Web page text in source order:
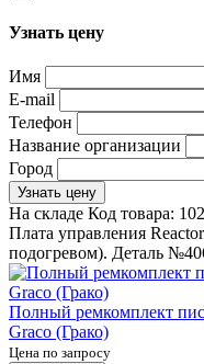
Узнать цену
Имя
E-mail
Телефон
Название организации
Город
Узнать цену
На складе Код товара:
Плата управления
подогревом). Деталь
Полный ремкомплект
Graco (Грако)
Цена по запросу